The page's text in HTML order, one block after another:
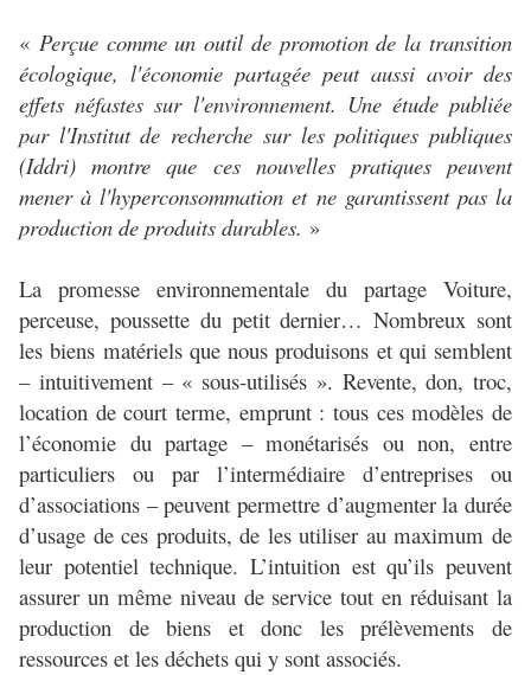
« Perçue comme un outil de promotion de la transition
écologique, l'économie partagée peut aussi avoir des
effets néfastes sur l'environnement. Une étude publiée
par l'Institut de recherche sur les politiques publiques
(Iddri) montre que ces nouvelles pratiques peuvent
mener à l'hyperconsommation et ne garantissent pas la
production de produits durables. »
La promesse environnementale du partage Voiture,
perceuse, poussette du petit dernier… Nombreux sont
les biens matériels que nous produisons et qui semblent
– intuitivement – « sous-utilisés ». Revente, don, troc,
location de court terme, emprunt : tous ces modèles de
l’économie du partage – monétarisés ou non, entre
particuliers ou par l’intermédiaire d’entreprises ou
d’associations – peuvent permettre d’augmenter la durée
d’usage de ces produits, de les utiliser au maximum de
leur potentiel technique. L’intuition est qu’ils peuvent
assurer un même niveau de service tout en réduisant la
production de biens et donc les prélèvements de
ressources et les déchets qui y sont associés.